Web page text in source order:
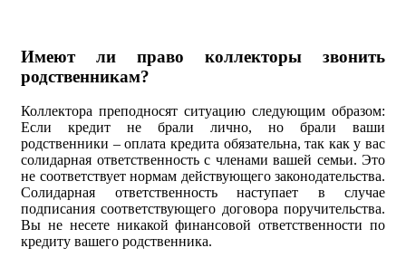
Имеют ли право коллекторы звонить
родственникам?
Коллектора преподносят ситуацию следующим образом:
Если кредит не брали лично, но брали ваши
родственники – оплата кредита обязательна, так как у вас
солидарная ответственность с членами вашей семьи. Это
не соответствует нормам действующего законодательства.
Солидарная ответственность наступает в случае
подписания соответствующего договора поручительства.
Вы не несете никакой финансовой ответственности по
кредиту вашего родственника.